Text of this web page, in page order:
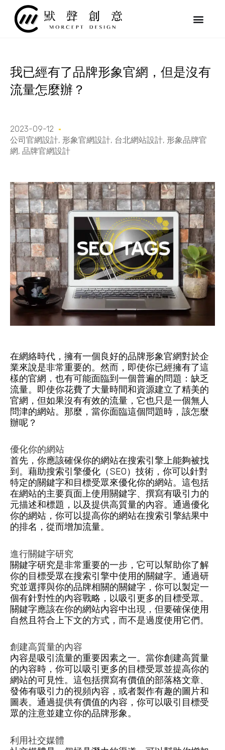
我已經有了品牌形象官網，但是沒有
流量怎麼辦？
2023-09-12
公司官網設計, 形象官網設計, 台北網站設計, 形象品牌官
網, 品牌官網設計
在網絡時代，擁有一個良好的品牌形象官網對於企
業來說是非常重要的。然而，即使你已經擁有了這
樣的官網，也有可能面臨到一個普遍的問題：缺乏
流量。即使你花費了大量時間和資源建立了精美的
官網，但如果沒有有效的流量，它也只是一個無人
問津的網站。那麼，當你面臨這個問題時，該怎麼
辦呢？
優化你的網站
首先，你應該確保你的網站在搜索引擎上能夠被找
到。藉助搜索引擎優化（SEO）技術，你可以針對
特定的關鍵字和目標受眾來優化你的網站。這包括
在網站的主要頁面上使用關鍵字、撰寫有吸引力的
元描述和標題，以及提供高質量的內容。通過優化
你的網站，你可以提高你的網站在搜索引擎結果中
的排名，從而增加流量。
進行關鍵字研究
關鍵字研究是非常重要的一步，它可以幫助你了解
你的目標受眾在搜索引擎中使用的關鍵字。通過研
究並選擇與你的品牌相關的關鍵字，你可以製定一
個有針對性的內容戰略，以吸引更多的目標受眾。
關鍵字應該在你的網站內容中出現，但要確保使用
自然且符合上下文的方式，而不是過度使用它們。
創建高質量的內容
內容是吸引流量的重要因素之一。當你創建高質量
的內容時，你可以吸引更多的目標受眾並提高你的
網站的可見性。這包括撰寫有價值的部落格文章、
發佈有吸引力的視頻內容，或者製作有趣的圖片和
圖表。通過提供有價值的內容，你可以吸引目標受
眾的注意並建立你的品牌形象。
利用社交媒體